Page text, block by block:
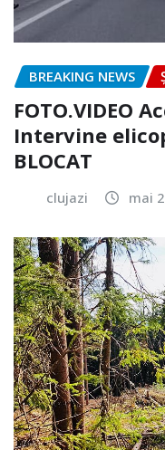
BREAKING NEWS
FOTO.VIDEO
Intervine
BLOCAT
clujazi mai